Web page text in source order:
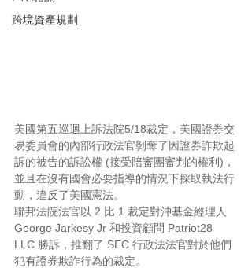
跨境資產規劃
美國第五巡迴上訴法院5/18裁定，美國證券交
易委員會的內部行政法官剝奪了因證券詐欺起
訴的被告的訴訟權 (接受陪審團審判的權利)，
並且在沒有國會必要指導的情況下採取執法行
動，違反了美國憲法。
聯邦法院法官以 2 比 1 裁定對沖基金經理人
George Jarkesy Jr 和投資顧問 Patriot28
LLC 勝訴，推翻了 SEC 行政法法官對於他們
犯有證券欺詐行為的裁定。